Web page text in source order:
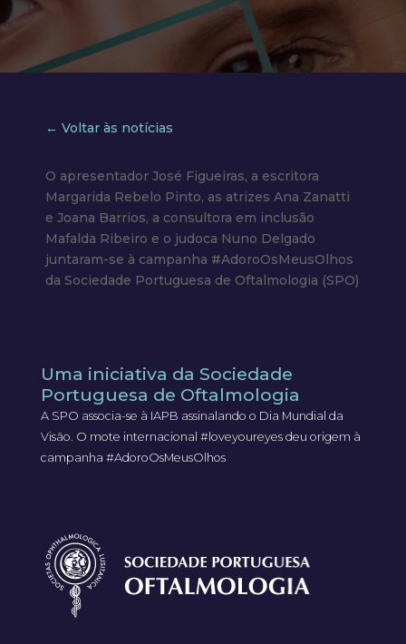
← Voltar às notícias
O apresentador José Figueiras, a escritora
Margarida Rebelo Pinto, as atrizes Ana Zanatti
e Joana Barrios, a consultora em inclusão
Mafalda Ribeiro e o judoca Nuno Delgado
juntaram-se à campanha #AdoroOsMeusOlhos
da Sociedade Portuguesa de Oftalmologia (SPO)
Uma iniciativa da Sociedade
Portuguesa de Oftalmologia
A SPO associa-se à IAPB assinalando o Dia Mundial da
Visão. O mote internacional #loveyoureyes deu origem à
campanha #AdoroOsMeusOlhos